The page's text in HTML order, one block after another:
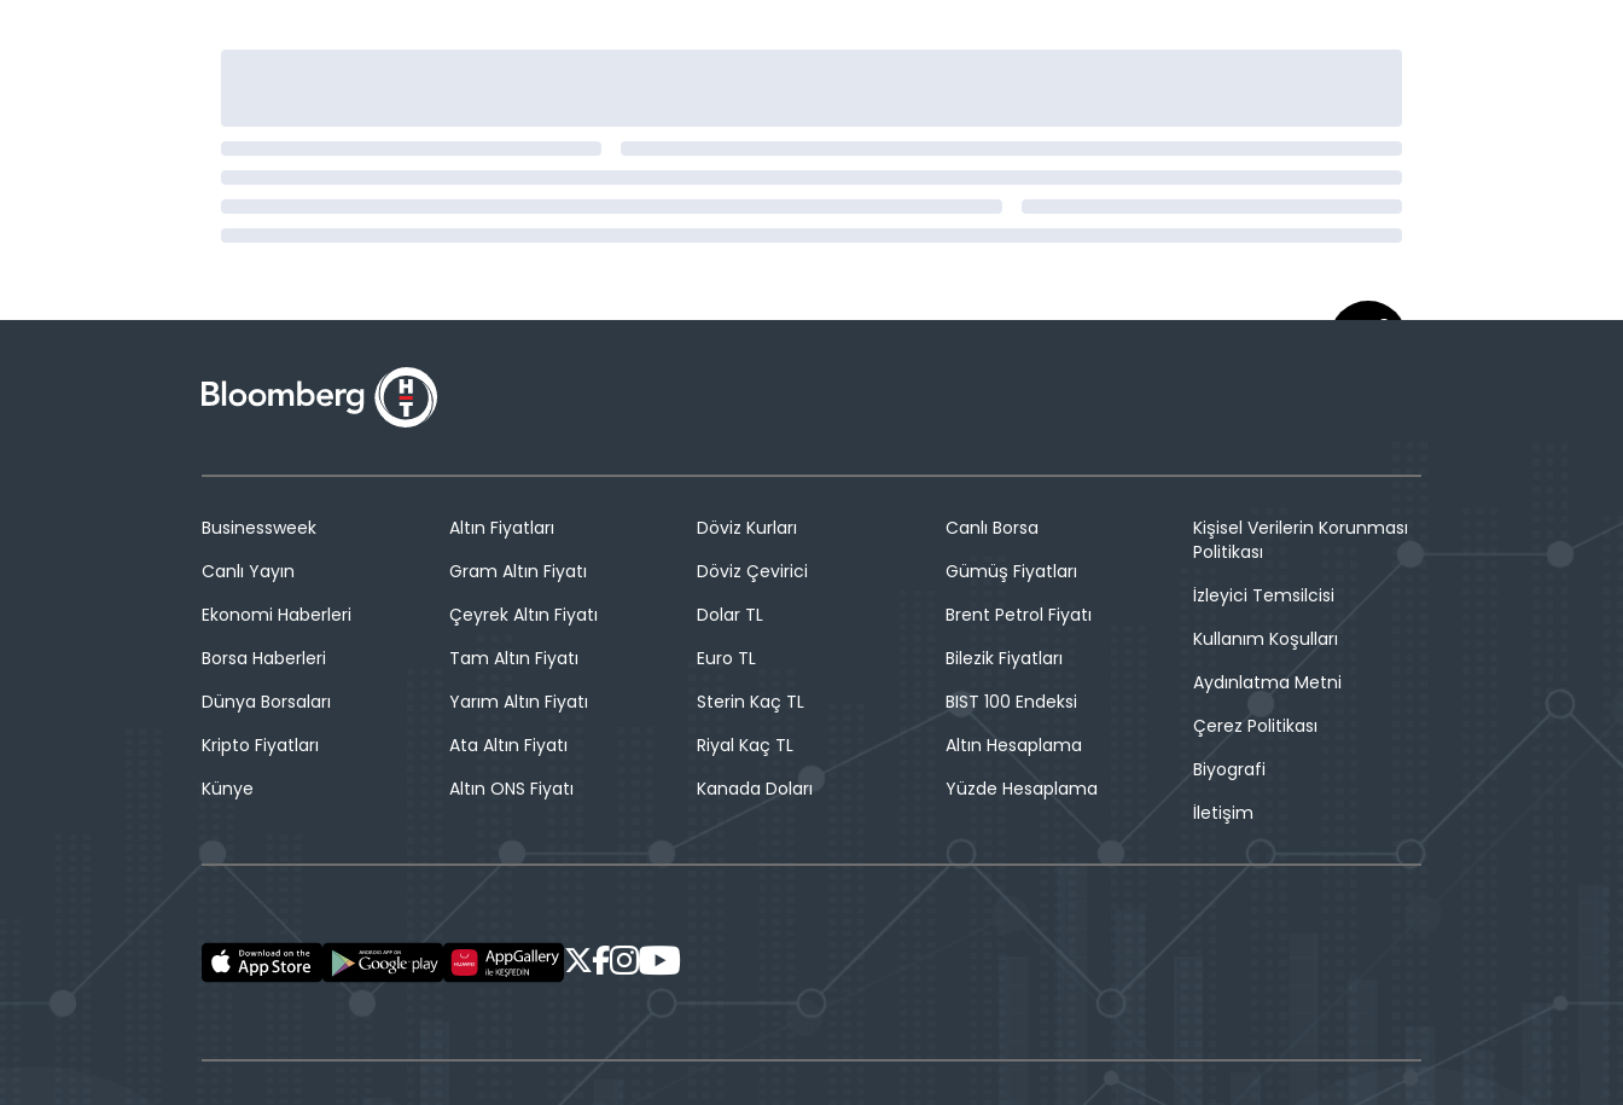
Businessweek
Canlı Yayın
Ekonomi Haberleri
Borsa Haberleri
Dünya Borsaları
Kripto Fiyatları
Künye
Altın Fiyatları
Gram Altın Fiyatı
Çeyrek Altın Fiyatı
Tam Altın Fiyatı
Yarım Altın Fiyatı
Ata Altın Fiyatı
Altın ONS Fiyatı
Döviz Kurları
Döviz Çevirici
Dolar TL
Euro TL
Sterin Kaç TL
Riyal Kaç TL
Kanada Doları
Canlı Borsa
Gümüş Fiyatları
Brent Petrol Fiyatı
Bilezik Fiyatları
BIST 100 Endeksi
Altın Hesaplama
Yüzde Hesaplama
Kişisel Verilerin Korunması
Politikası
İzleyici Temsilcisi
Kullanım Koşulları
Aydınlatma Metni
Çerez Politikası
Biyografi
İletişim